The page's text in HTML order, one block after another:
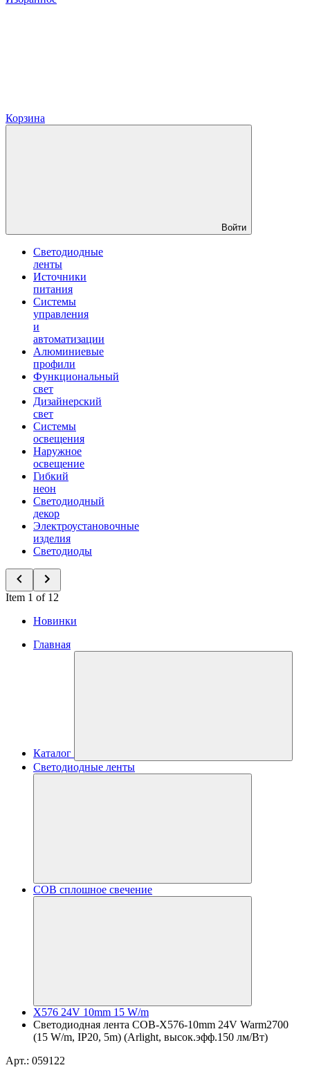
Корзина
Войти
Светодиодные
ленты
Источники
питания
Системы
управления
и
автоматизации
Алюминиевые
профили
Функциональный
свет
Дизайнерский
свет
Системы
освещения
Наружное
освещение
Гибкий
неон
Светодиодный
декор
Электроустановочные
изделия
Светодиоды
Item 1 of 12
Новинки
Главная
Каталог
Светодиодные ленты
COB сплошное свечение
X576 24V 10mm 15 W/m
Светодиодная лента COB-X576-10mm 24V Warm2700
(15 W/m, IP20, 5m) (Arlight, высок.эфф.150 лм/Вт)
Арт.: 059122